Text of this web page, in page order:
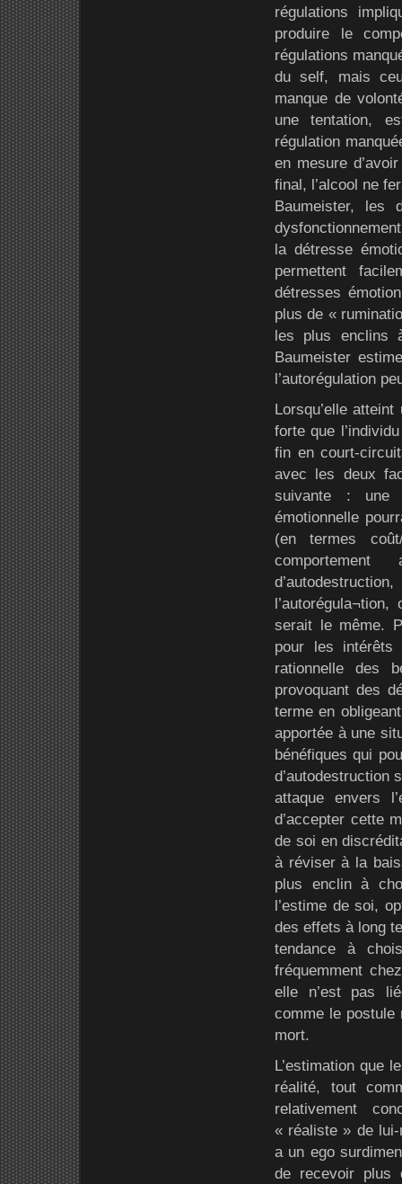
régulations
produire le
régulations
du self, mais
manque de
une tentation,
régulation
en mesure
final, l’alcool ne
Baumeister, les
la détresse
permettent
détresses
plus de «
les plus enclins
Baumeister
l’autorégulation
Lorsqu’elle
forte que
fin en court-
avec les deux
suivante : une
émotionnelle
(en termes
serait le même.
pour les intérêts
rationnelle des
provoquant des
terme en
apportée à une
bénéfiques qui
d’autodestruction
attaque envers
d’accepter cette
de soi en
à réviser à la
plus enclin à
l’estime de soi,
des effets à long
tendance à
fréquemment
elle n’est pas
comme le postule
mort.
L’estimation que
réalité, tout
relativement
« réaliste » de
a un ego
de recevoir plus